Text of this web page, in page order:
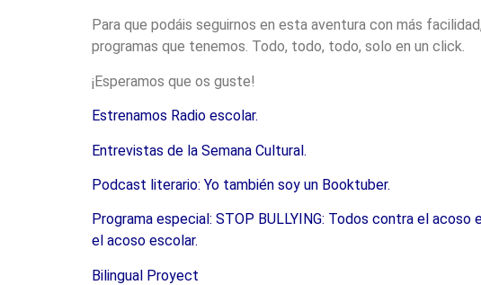
Para que podáis seguirnos en esta aventura con más
programas que tenemos. Todo, todo, todo, solo en un click.
¡Esperamos que os guste!
Estrenamos Radio escolar.
Entrevistas de la Semana Cultural.
Podcast literario: Yo también soy un Booktuber.
Programa especial: STOP BULLYING: Todos contra el
el acoso escolar.
Bilingual Proyect